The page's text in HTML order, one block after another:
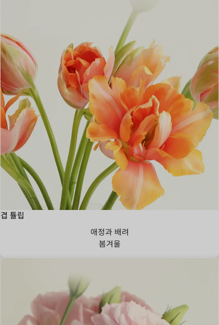
겹 튤립
애정과 배려
봄겨울